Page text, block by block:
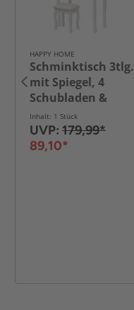
HAPPY HOME
Schminktisch 3tlg.
mit Spiegel, 4
Schubladen &
Hocker HDT04-WEI
weiß
Inhalt: 1 Stück
UVP: 179,99*
89,10*